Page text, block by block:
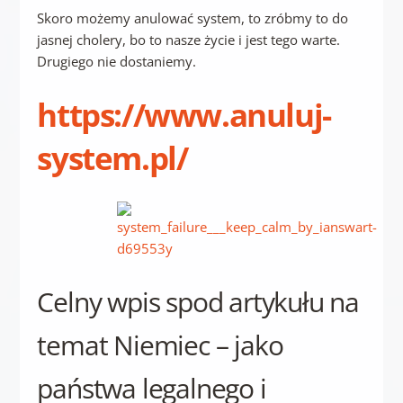
Skoro możemy anulować system, to zróbmy to do
jasnej cholery, bo to nasze życie i jest tego warte.
Drugiego nie dostaniemy.
https://www.anuluj-
system.pl/
Celny wpis spod artykułu na
temat Niemiec – jako
państwa legalnego i